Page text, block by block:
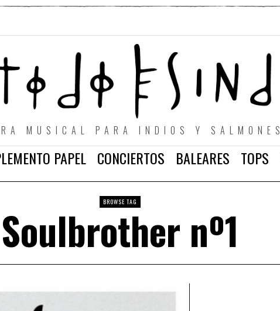
MUSICAL PARA INDIOS Y SALMONES
PAPEL CONCIERTOS BALEARES TOPS
BROWSE TAG
Soulbrother nº1